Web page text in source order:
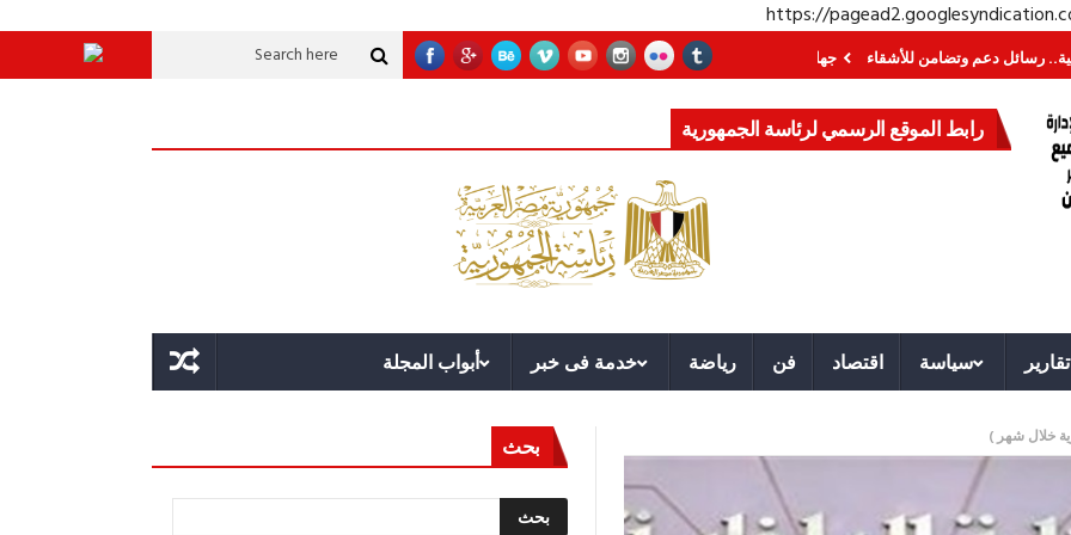
https://
وتضامن للأشقاء جهاز مستقبل مصر نموذجا.. لماذا تُنشئ الدول كيانات تنموية عملاقة؟ قوة الدولة.. عندما يصبح التخطيط خط الدفاع الأول القيادة
رابط الموقع الرسمي لرئاسة الجمهورية
تقارير سياسة اقتصاد فن رياضة خدمة فى خبر أبواب المجلة
خلال شهر ) بحث